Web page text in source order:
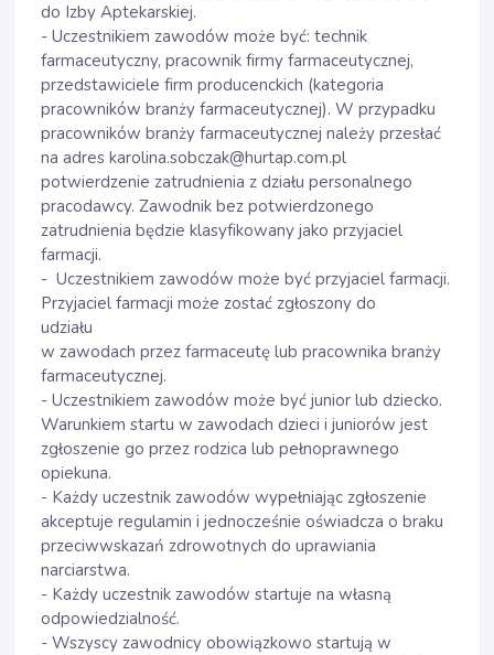
do Izby Aptekarskiej.
- Uczestnikiem zawodów może być: technik
farmaceutyczny, pracownik firmy farmaceutycznej,
przedstawiciele firm producenckich (kategoria
pracowników branży farmaceutycznej). W przypadku
pracowników branży farmaceutycznej należy przesłać
na adres karolina.sobczak@hurtap.com.pl
potwierdzenie zatrudnienia z działu personalnego
pracodawcy. Zawodnik bez potwierdzonego
zatrudnienia będzie klasyfikowany jako przyjaciel
farmacji.
- Uczestnikiem zawodów może być przyjaciel farmacji.
Przyjaciel farmacji może zostać zgłoszony do
udziału
w zawodach przez farmaceutę lub pracownika branży
farmaceutycznej.
- Uczestnikiem zawodów może być junior lub dziecko.
Warunkiem startu w zawodach dzieci i juniorów jest
zgłoszenie go przez rodzica lub pełnoprawnego
opiekuna.
- Każdy uczestnik zawodów wypełniając zgłoszenie
akceptuje regulamin i jednocześnie oświadcza o braku
przeciwwskazań zdrowotnych do uprawiania
narciarstwa.
- Każdy uczestnik zawodów startuje na własną
odpowiedzialność.
- Wszyscy zawodnicy obowiązkowo startują w